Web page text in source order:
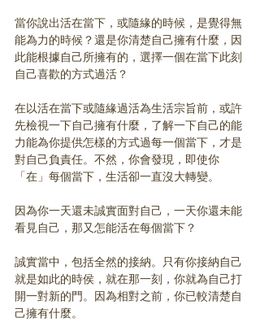
當你說出活在當下，或隨緣的時候，是覺得無
能為力的時候？還是你清楚自己擁有什麼，因
此能根據自己所擁有的，選擇一個在當下此刻
自己喜歡的方式過活？
在以活在當下或隨緣過活為生活宗旨前，或許
先檢視一下自己擁有什麼，了解一下自己的能
力能為你提供怎樣的方式過每一個當下，才是
對自己負責任。不然，你會發現，即使你
「在」每個當下，生活卻一直沒大轉變。
因為你一天還未誠實面對自己，一天你還未能
看見自己，那又怎能活在每個當下？
誠實當中，包括全然的接納。只有你接納自己
就是如此的時侯，就在那一刻，你就為自己打
開一對新的門。因為相對之前，你已較清楚自
己擁有什麼。